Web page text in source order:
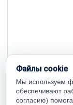
Файлы cookie
Мы используем
обеспечивают
согласию)